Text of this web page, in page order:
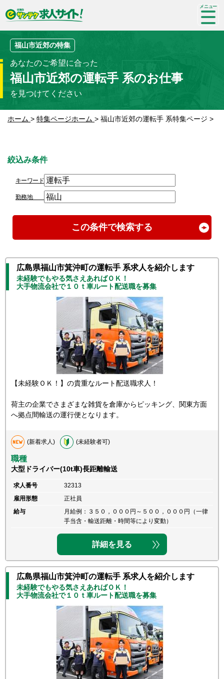
SP-
me
福山市近郊の特集
あなたのご希望に合った
福山市近郊の運転手 系のお仕事
を見つけてください
ホーム > 特集ページホーム > 福山市近郊の運転手 系特集ページ >
絞込み条件
キーワード
勤務地
この条件で検索する
広島県福山市箕沖町の運転手 系求人を紹介します
未経験でもやる気さえあればＯＫ！
大手物流会社で１０ｔ車ルート配送職を募集
【未経験ＯＫ！】の貴重なルート配送職求人！
荷主の企業でさまざまな雑貨を倉庫からピッキング、関東方面
へ拠点間輸送の運行便となります。
(新着求人) (未経験者可)
職種
大型ドライバー(10t車)長距離輸送
求人番号
32313
雇用形態
正社員
給与
月給例：３５０，０００円～５００，０００円（一律
手当含・輸送距離・時間等により変動）
詳細を見る
広島県福山市箕沖町の運転手 系求人を紹介します
未経験でもやる気さえあればＯＫ！
大手物流会社で１０ｔ車ルート配送職を募集